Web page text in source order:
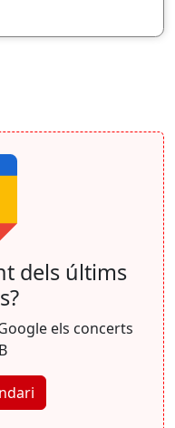
dels últims
els concerts